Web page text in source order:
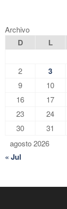
Archivo
agosto 2026
D L
2 3
9
10
16
17
23
24
30
31
« Jul